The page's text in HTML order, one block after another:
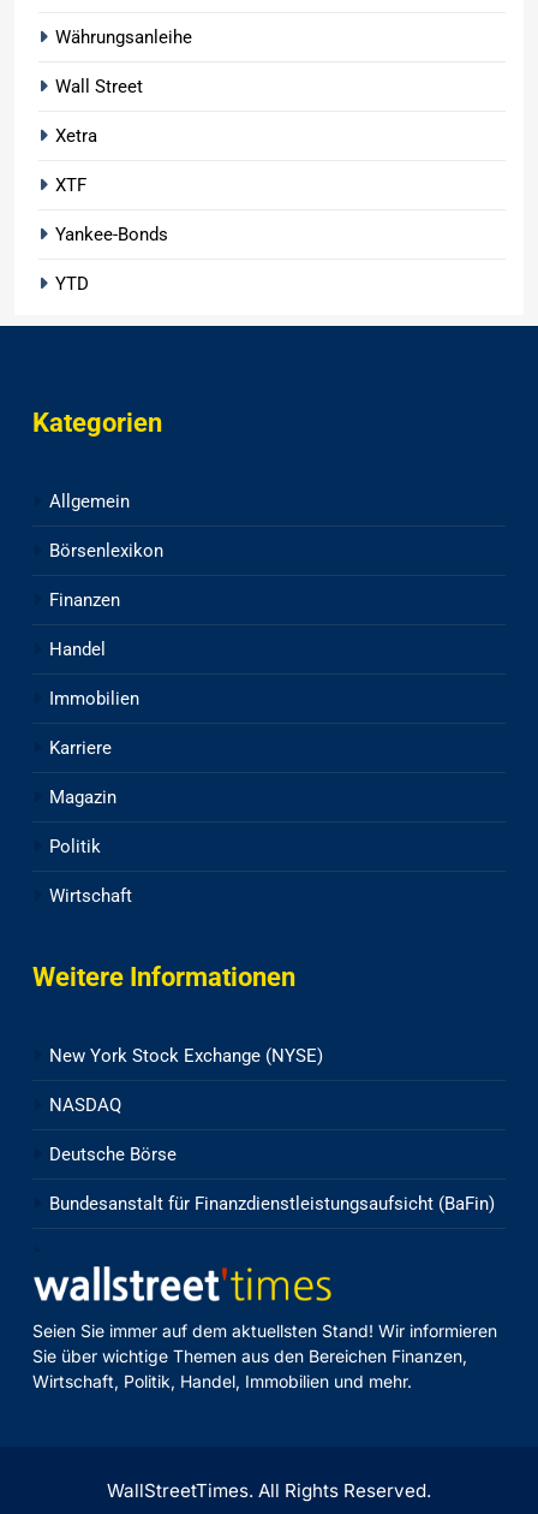
Währungsanleihe
Wall Street
Xetra
XTF
Yankee-Bonds
YTD
Kategorien
Allgemein
Börsenlexikon
Finanzen
Handel
Immobilien
Karriere
Magazin
Politik
Wirtschaft
Weitere Informationen
New York Stock Exchange (NYSE)
NASDAQ
Deutsche Börse
Bundesanstalt für Finanzdienstleistungsaufsicht (BaFin)
Seien Sie immer auf dem aktuellsten Stand! Wir informieren
Sie über wichtige Themen aus den Bereichen Finanzen,
Wirtschaft, Politik, Handel, Immobilien und mehr.
WallStreetTimes. All Rights Reserved.